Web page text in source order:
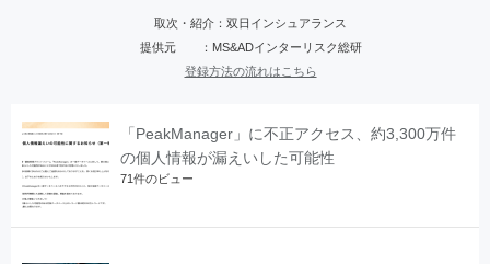
取次・紹介：双日インシュアランス
提供元 ：MS&ADインターリスク総研
登録方法の流れはこちら
「PeakManager」に不正アクセス、約3,300万件
の個人情報が漏えいした可能性
71件のビュー